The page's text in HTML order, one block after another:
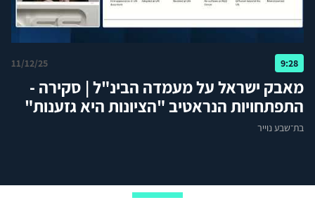
9:28
11/12/25
מאבק ישראל על מעמדה הבינ"ל | סקירה -
התפתחויות הנראטיב "הציונות היא גזענות"
בת־שבע נוייר